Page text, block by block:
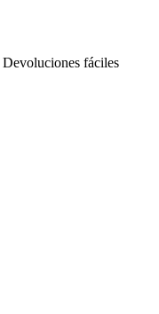
Devoluciones fáciles